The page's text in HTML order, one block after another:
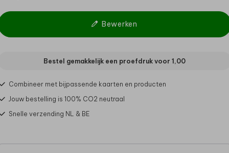
Bewerken
Bestel gemakkelijk een proefdruk voor 1,00
Combineer met bijpassende kaarten en producten
Jouw bestelling is 100% CO2 neutraal
Snelle verzending NL & BE